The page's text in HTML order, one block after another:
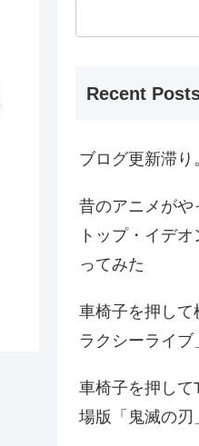
Recent
ブログ更新滞
昔のアニメがや
トップ・イデ
ってみた
車椅子を押して
ラクシーライブ
車椅子を押して
場版「鬼滅の刃